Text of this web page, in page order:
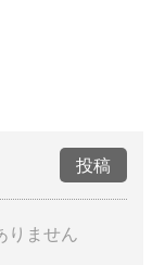
投稿
りません